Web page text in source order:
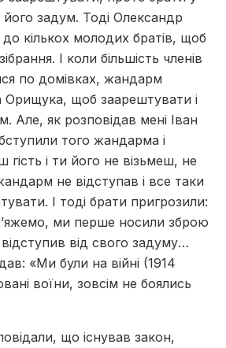
його задум. Тоді Олександр
кількох молодих братів, щоб
І коли більшість членів
по домівках, жандарм
Орищука, щоб заарештувати і
Але, як розповідав мені Іван
того жандарма і
гість і ти його не візьмеш, не
не відступав і все таки
І тоді брати пригрозили:
ми перше носили зброю
від свого задуму…
«Ми були на війні (1914
воїни, зовсім не боялись
що існував закон,